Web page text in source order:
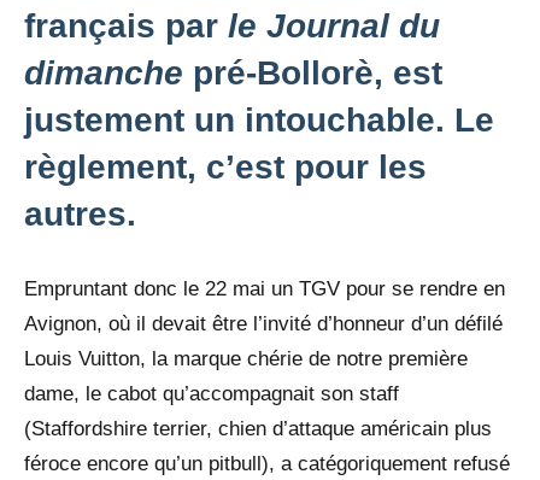
français par le Journal du
dimanche pré-Bollorè, est
justement un intouchable. Le
règlement, c’est pour les
autres.
Empruntant donc le 22 mai un TGV pour se rendre en
Avignon, où il devait être l’invité d’honneur d’un défilé
Louis Vuitton, la marque chérie de notre première
dame, le cabot qu’accompagnait son staff
(Staffordshire terrier, chien d’attaque américain plus
féroce encore qu’un pitbull), a catégoriquement refusé